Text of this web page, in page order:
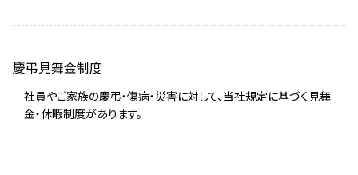
慶弔見舞金制度
社員やご家族の慶弔・傷病・災害に対して、当社規定に基づく見舞
金・休暇制度があります。